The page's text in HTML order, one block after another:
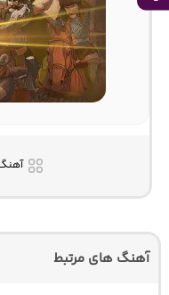
آهنگ های مرتبط